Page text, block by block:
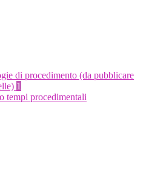
di procedimento (da pubblicare
1
tempi procedimentali